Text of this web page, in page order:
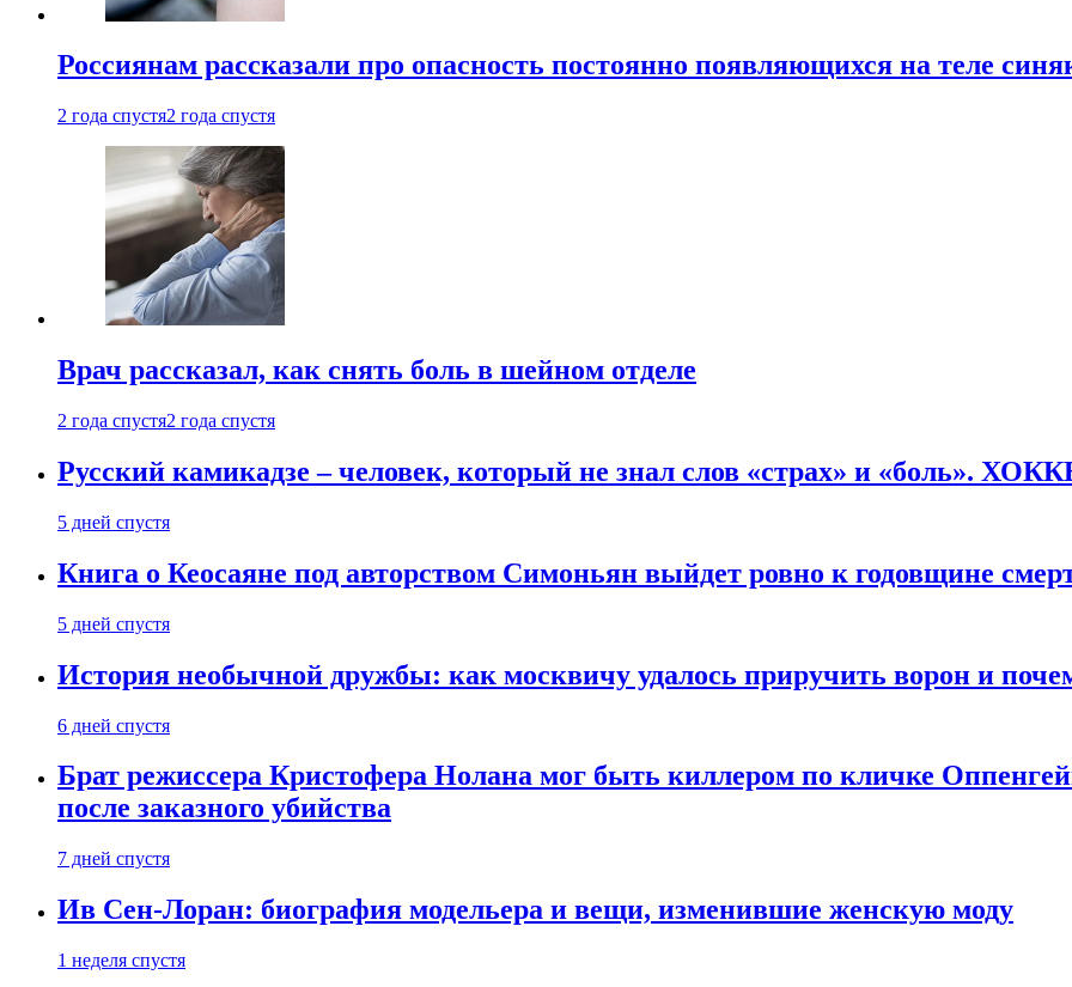
Россиянам рассказали про опасность постоянно появляющихся на теле
2 года спустя2 года спустя
Врач рассказал, как снять боль в шейном отделе
2 года спустя2 года спустя
Русский камикадзе – человек, который не знал слов «страх» и «боль».
5 дней спустя
Книга о Кеосаяне под авторством Симоньян выйдет ровно к годовщине
5 дней спустя
История необычной дружбы: как москвичу удалось приручить ворон и
6 дней спустя
Брат режиссера Кристофера Нолана мог быть киллером по кличке
после заказного убийства
7 дней спустя
Ив Сен-Лоран: биография модельера и вещи, изменившие женскую моду
1 неделя спустя